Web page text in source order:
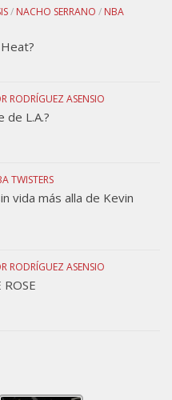
/ NACHO SERRANO / NBA
RODRÍGUEZ ASENSIO
de L.A.?
TWISTERS
vida más alla de Kevin
RODRÍGUEZ ASENSIO
ROSE